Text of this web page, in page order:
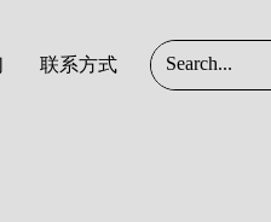
联系方式